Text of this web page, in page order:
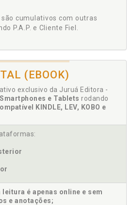
cumulativos com outras
P.A.P. e Cliente Fiel.
(EBOOK)
exclusivo da Juruá Editora -
Smartphones e Tablets rodando
KINDLE, LEV, KOBO e
leitura é apenas online e sem
e anotações;